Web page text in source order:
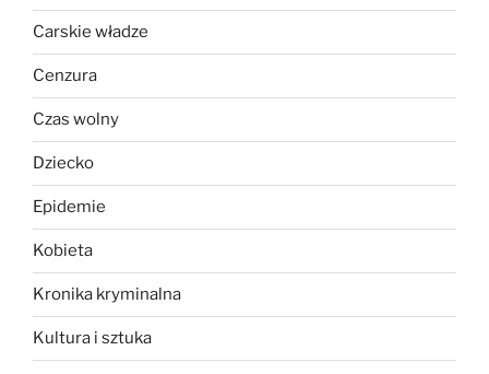
Carskie władze
Cenzura
Czas wolny
Dziecko
Epidemie
Kobieta
Kronika kryminalna
Kultura i sztuka